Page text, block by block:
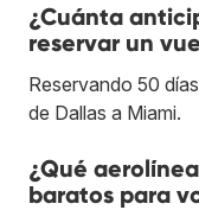
¿Cuánta
reservar un
Reservando 50
de Dallas a Miami.
¿Qué
baratos para